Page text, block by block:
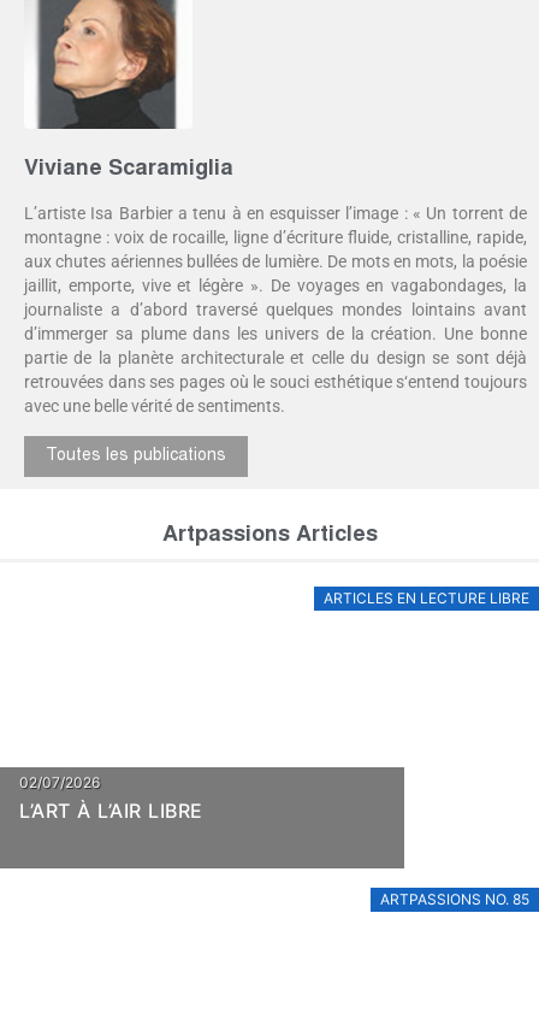
Viviane Scaramiglia
L’artiste Isa Barbier a tenu à en esquisser l’image : « Un torrent de
montagne : voix de rocaille, ligne d’écriture fluide, cristalline, rapide,
aux chutes aériennes bullées de lumière. De mots en mots, la poésie
jaillit, emporte, vive et légère ». De voyages en vagabondages, la
journaliste a d’abord traversé quelques mondes lointains avant
d’immerger sa plume dans les univers de la création. Une bonne
partie de la planète architecturale et celle du design se sont déjà
retrouvées dans ses pages où le souci esthétique s‘entend toujours
avec une belle vérité de sentiments.
Toutes les publications
Artpassions Articles
ARTICLES EN LECTURE LIBRE
02/07/2026
L’ART À L’AIR LIBRE
ARTPASSIONS NO. 85